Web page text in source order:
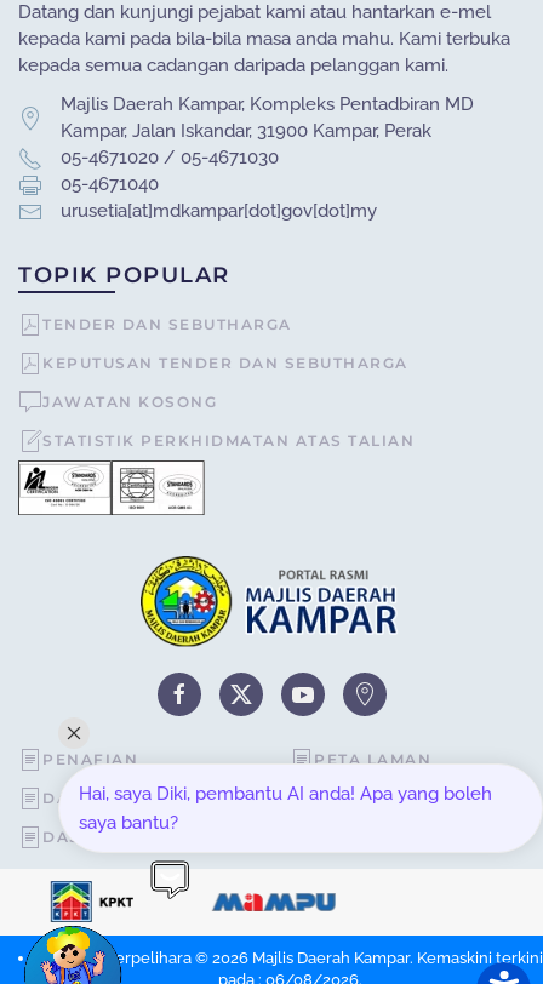
Datang dan kunjungi pejabat kami atau hantarkan e-mel
kepada kami pada bila-bila masa anda mahu. Kami terbuka
kepada semua cadangan daripada pelanggan kami.
Majlis Daerah Kampar, Kompleks Pentadbiran MD
Kampar, Jalan Iskandar, 31900 Kampar, Perak
05-4671020 / 05-4671030
05-4671040
urusetia[at]mdkampar[dot]gov[dot]my
TOPIK POPULAR
TENDER DAN SEBUTHARGA
KEPUTUSAN TENDER DAN SEBUTHARGA
JAWATAN KOSONG
STATISTIK PERKHIDMATAN ATAS TALIAN
PENAFIAN
DASAR KESELAMATAN
DASAR PRIVASI
PETA LAMAN
STATISTIK PELAWAT
Hakcipta Terpelihara © 2026 Majlis Daerah Kampar. Kemaskini terkini
pada : 06/08/2026.
Hai, saya Diki, pembantu AI anda! Apa yang boleh
saya bantu?